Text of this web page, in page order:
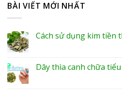
BÀI VIẾT MỚI NHẤT
Cách sử dụng kim tiền
Dây thìa canh chữa